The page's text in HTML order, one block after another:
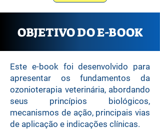
OBJETIVO DO E-BOOK
Este e-book foi desenvolvido para
apresentar os fundamentos da
ozonioterapia veterinária, abordando
seus princípios biológicos,
mecanismos de ação, principais vias
de aplicação e indicações clínicas.